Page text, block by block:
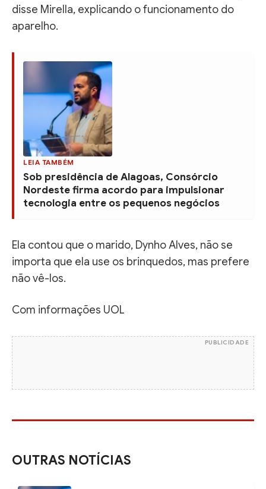
disse Mirella, explicando o funcionamento do
aparelho.
LEIA TAMBÉM
Sob presidência de Alagoas, Consórcio
Nordeste firma acordo para impulsionar
tecnologia entre os pequenos negócios
Ela contou que o marido, Dynho Alves, não se
importa que ela use os brinquedos, mas prefere
não vê-los.
Com informações UOL
PUBLICIDADE
OUTRAS NOTÍCIAS